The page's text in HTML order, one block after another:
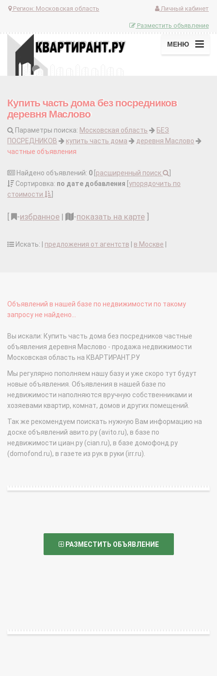
Регион: Московская область Личный кабинет
Разместить объявление
МЕНЮ
Купить часть дома без посредников
деревня Маслово
Параметры поиска: Московская область
БЕЗ
ПОСРЕДНИКОВ
купить часть дома
деревня Маслово
частные объявления
Найдено объявлений: 0 расширенный поиск
Сортировка: по дате добавления упорядочить по
стоимости
-избранное | -показать на карте
Искать: | предложения от агентств в Москве
Объявлений в нашей базе по недвижимости по такому
запросу не найдено...
Вы искали: Купить часть дома без посредников частные
объявления деревня Маслово - продажа недвижимости
Московская область на КВАРТИРАНТ.РУ
Мы регулярно пополняем нашу базу и уже скоро тут будут
новые объявления. Объявления в нашей базе по
недвижимости наполняются вручную собственниками и
хозяевами квартир, комнат, домов и других помещений.
Так же рекомендуем поискать нужную Вам информацию на
доске объявлений авито.ру (avito.ru), в базе по
недвижимости циан.ру (cian.ru), в базе домофонд.ру
(domofond.ru), в газете из рук в руки (irr.ru).
РАЗМЕСТИТЬ ОБЪЯВЛЕНИЕ